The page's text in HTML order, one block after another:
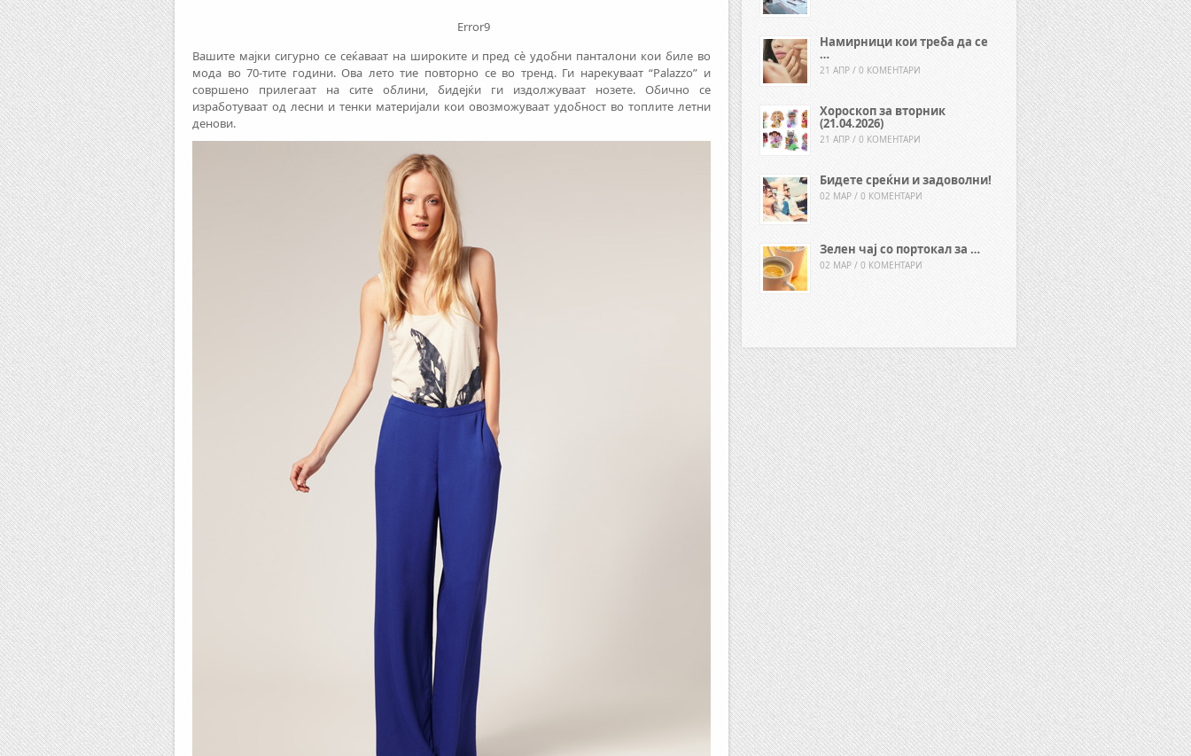
Error9
Вашите мајки сигурно се сеќаваат на широките и пред сè удобни панталони кои биле во
мода во 70-тите години. Ова лето тие повторно се во тренд. Ги нарекуваат “Palazzo” и
совршено прилегаат на сите облини, бидејќи ги издолжуваат нозете. Обично се
изработуваат од лесни и тенки материјали кои овозможуваат удобност во топлите летни
денови.
Намирници кои треба да се
…
21 АПР / 0 КОМЕНТАРИ
Хороскоп за вторник
(21.04.2026)
21 АПР / 0 КОМЕНТАРИ
Бидете среќни и задоволни!
02 МАР / 0 КОМЕНТАРИ
Зелен чај со портокал за …
02 МАР / 0 КОМЕНТАРИ